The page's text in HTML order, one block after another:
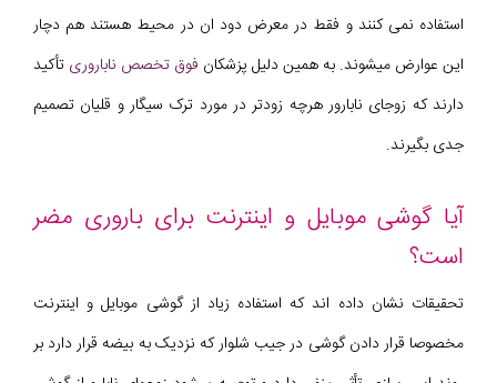
استفاده نمی کنند و فقط در معرض دود ان در محیط هستند هم دچار
این عوارض میشوند. به همین دلیل پزشکان فوق تخصص ناباروری تأکید
دارند که زوجای نابارور هرچه زودتر در مورد ترک سیگار و قلیان تصمیم
جدی بگیرند.
آیا گوشی موبایل و اینترنت برای باروری مضر
است؟
تحقیقات نشان داده اند که استفاده زیاد از گوشی موبایل و اینترنت
مخصوصا قرار دادن گوشی در جیب شلوار که نزدیک به بیضه قرار دارد بر